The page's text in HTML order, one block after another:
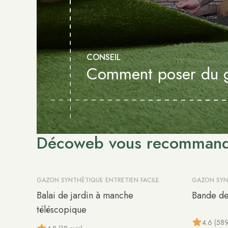
CONSEIL
Comment poser du
Décoweb vous
-10%
GAZON SYNTHÉTIQUE ENTRETIEN FACILE
Balai de jardin à manche
téléscopique
-10%
GAZON
Bande
4.6